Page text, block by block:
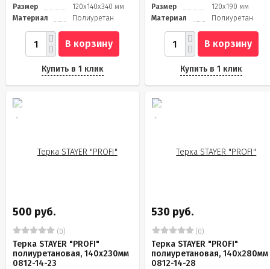
Размер
120x140x340 мм
Материал
Полиуретан
В корзину
Купить в 1 клик
Размер
120x190 мм
Материал
Полиуретан
В корзину
Купить в 1 клик
500 руб.
(0)
Терка STAYER "PROFI"
полиуретановая, 140x230мм
0812-14-23
530 руб.
(0)
Терка STAYER "PROFI"
полиуретановая, 140x280мм
0812-14-28